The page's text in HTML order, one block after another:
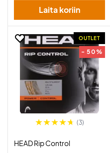
Laita koriin
OUTLET
- 50%
(3)
HEAD Rip Control